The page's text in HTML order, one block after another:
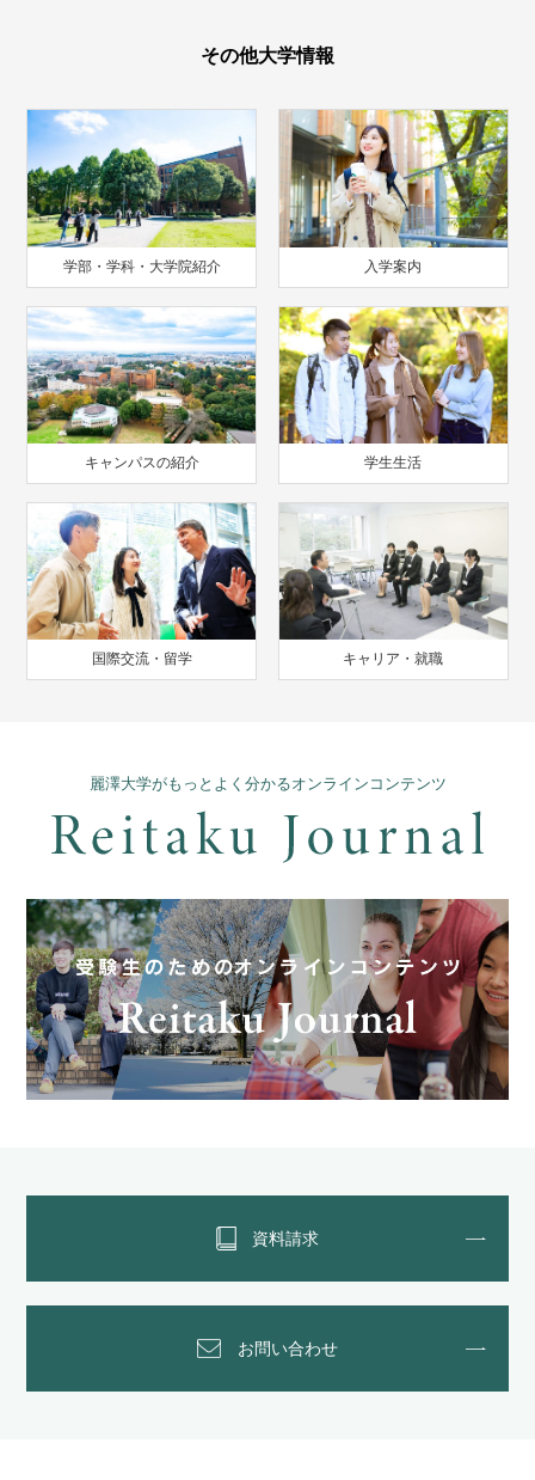
その他大学情報
学部・学科・大学院紹介 入学案内
キャンパスの紹介 学生生活
国際交流・留学 キャリア・就職
麗澤大学がもっとよく分かるオンラインコンテンツ
資料請求
お問い合わせ